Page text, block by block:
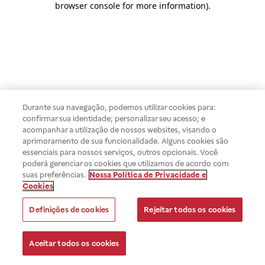
browser console for more information).
Durante sua navegação, podemos utilizar cookies para:
confirmar sua identidade; personalizar seu acesso; e
acompanhar a utilização de nossos websites, visando o
aprimoramento de sua funcionalidade. Alguns cookies são
essenciais para nossos serviços, outros opcionais. Você
poderá gerenciar os cookies que utilizamos de acordo com
suas preferências. Nossa Política de Privacidade e
Cookies
Definições de cookies Rejeitar todos os cookies
Aceitar todos os cookies